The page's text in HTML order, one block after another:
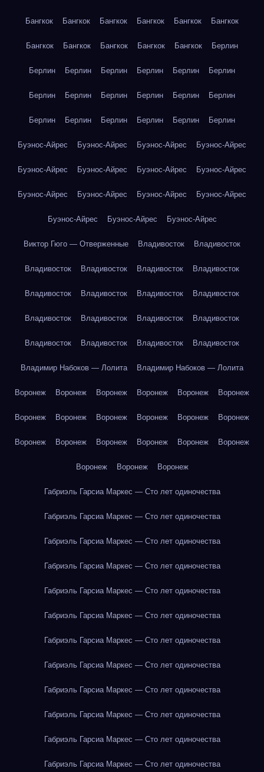
Бангкок Бангкок Бангкок Бангкок Бангкок Бангкок
Бангкок Бангкок Бангкок Бангкок Бангкок Берлин
Берлин Берлин Берлин Берлин Берлин Берлин
Берлин Берлин Берлин Берлин Берлин Берлин
Берлин Берлин Берлин Берлин Берлин Берлин
Буэнос-Айрес Буэнос-Айрес Буэнос-Айрес Буэнос-Айрес
Буэнос-Айрес Буэнос-Айрес Буэнос-Айрес Буэнос-Айрес
Буэнос-Айрес Буэнос-Айрес Буэнос-Айрес Буэнос-Айрес
Буэнос-Айрес Буэнос-Айрес Буэнос-Айрес
Виктор Гюго — Отверженные Владивосток Владивосток
Владивосток Владивосток Владивосток Владивосток
Владивосток Владивосток Владивосток Владивосток
Владивосток Владивосток Владивосток Владивосток
Владивосток Владивосток Владивосток Владивосток
Владимир Набоков — Лолита Владимир Набоков — Лолита
Воронеж Воронеж Воронеж Воронеж Воронеж Воронеж
Воронеж Воронеж Воронеж Воронеж Воронеж Воронеж
Воронеж Воронеж Воронеж Воронеж Воронеж Воронеж
Воронеж Воронеж Воронеж
Габриэль Гарсиа Маркес — Сто лет одиночества
Габриэль Гарсиа Маркес — Сто лет одиночества
Габриэль Гарсиа Маркес — Сто лет одиночества
Габриэль Гарсиа Маркес — Сто лет одиночества
Габриэль Гарсиа Маркес — Сто лет одиночества
Габриэль Гарсиа Маркес — Сто лет одиночества
Габриэль Гарсиа Маркес — Сто лет одиночества
Габриэль Гарсиа Маркес — Сто лет одиночества
Габриэль Гарсиа Маркес — Сто лет одиночества
Габриэль Гарсиа Маркес — Сто лет одиночества
Габриэль Гарсиа Маркес — Сто лет одиночества
Габриэль Гарсиа Маркес — Сто лет одиночества